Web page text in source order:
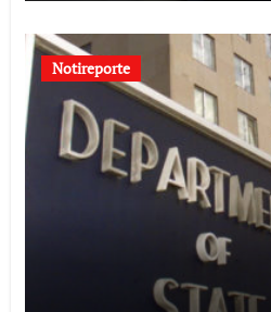
Notireporte